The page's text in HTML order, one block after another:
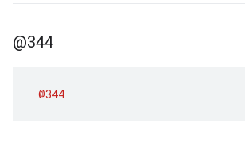
@344
@344